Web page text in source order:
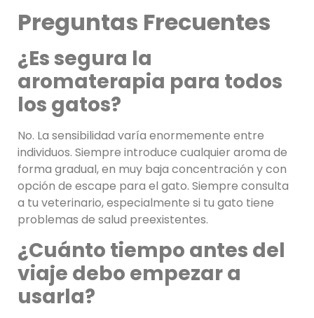
Preguntas Frecuentes
¿Es segura la
aromaterapia para todos
los gatos?
No. La sensibilidad varía enormemente entre
individuos. Siempre introduce cualquier aroma de
forma gradual, en muy baja concentración y con
opción de escape para el gato. Siempre consulta
a tu veterinario, especialmente si tu gato tiene
problemas de salud preexistentes.
¿Cuánto tiempo antes del
viaje debo empezar a
usarla?